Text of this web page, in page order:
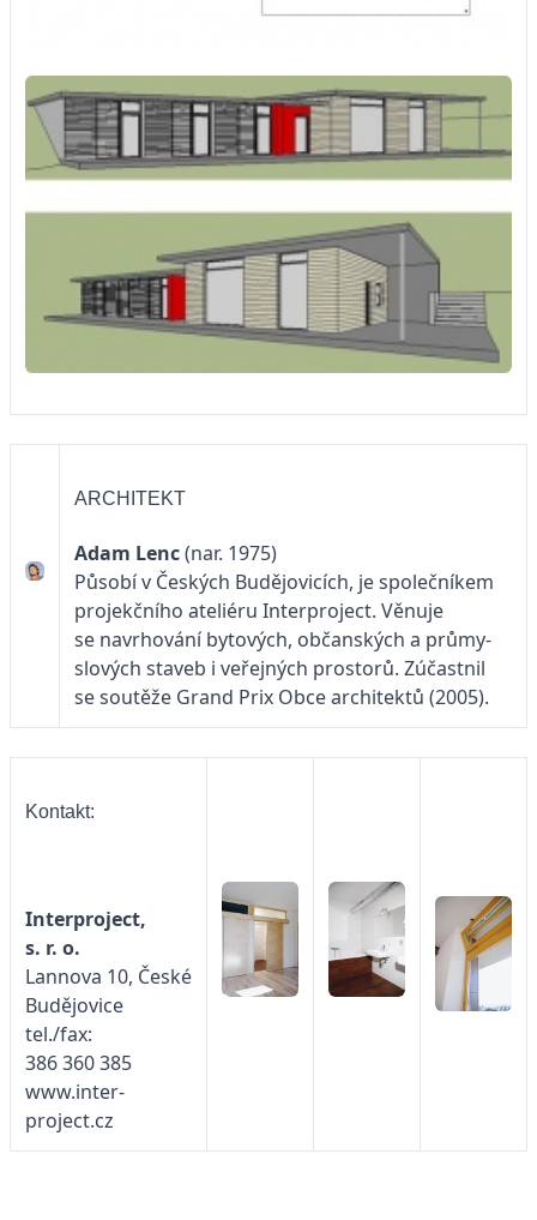
ARCHITEKT
Adam Lenc(nar. 1975)
Působí v Českých Budějovicích, je společníkem
projekčního ateliéru Interproject. Věnuje
se navrhování bytových, občanských a průmy-
slových staveb i veřejných prostorů. Zúčastnil
se soutěže Grand Prix Obce architektů (2005).
Kontakt:
Interproject,
s. r. o.
Lannova 10, České
Budějovice
tel./fax:
386 360 385
www.inter-
project.cz